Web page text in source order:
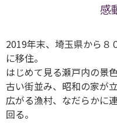
感
2019年末、埼玉県から８
に移住。
はじめて見る瀬戸内の景
古い街並み、昭和の家が
広がる漁村、なだらかに
回る。